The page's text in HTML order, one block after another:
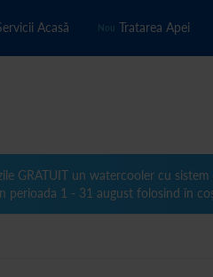
Acasă Nou Tratarea Apei
GRATUIT un watercooler cu
perioada 1 - 31 august folosind în